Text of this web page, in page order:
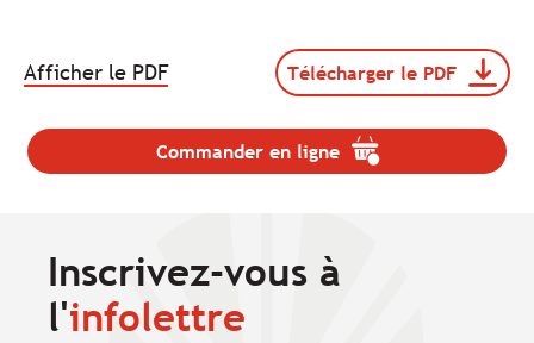
Afficher le PDF.
Le
va
s'ouvrir
onglet.
Télécharger le PDF
Télécharger
le
document
(format
695
Ko).
Commander en ligne
.
Le
s'ouvrir
dans
Inscrivez-vous à
l'infolettre